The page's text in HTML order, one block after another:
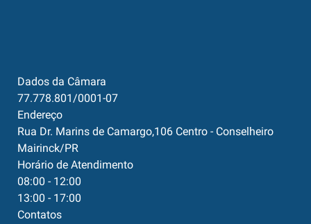
Dados da Câmara
77.778.801/0001-07
Endereço
Rua Dr. Marins de Camargo,106 Centro - Conselheiro
Mairinck/PR
Horário de Atendimento
08:00 - 12:00
13:00 - 17:00
Contatos